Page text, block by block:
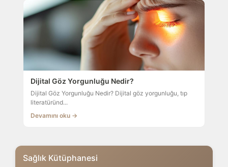
Sağlık Kütüphanesi
Dijital Göz Yorgunluğu Nedir?
Dijital Göz Yorgunluğu Nedir? Dijital göz yorgunluğu, tıp
literatüründ...
Devamını oku →